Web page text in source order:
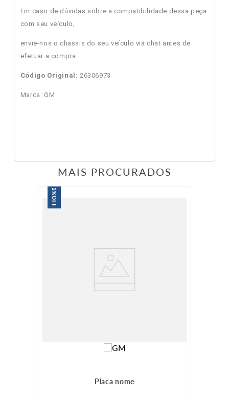
Em caso de dúvidas sobre a compatibilidade dessa peça
com seu veículo,
envie-nos o chassis do seu veículo via chat antes de
efetuar a compra.
Código Original: 26306973
Marca: GM
MAIS PROCURADOS
1%
OFF
Placa nome